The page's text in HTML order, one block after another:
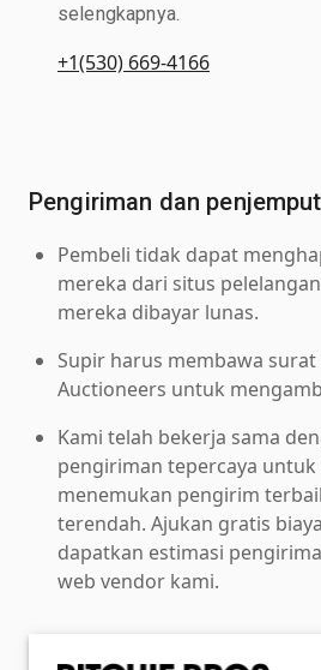
selengkapnya.
+1(530) 669-4166
Pengiriman dan
Pembeli tidak dapat
mereka dari situs
mereka dibayar lunas.
Supir harus membawa surat
Auctioneers untuk
Kami telah bekerja sama
pengiriman tepercaya
menemukan pengirim
terendah. Ajukan gratis
dapatkan estimasi
web vendor kami.